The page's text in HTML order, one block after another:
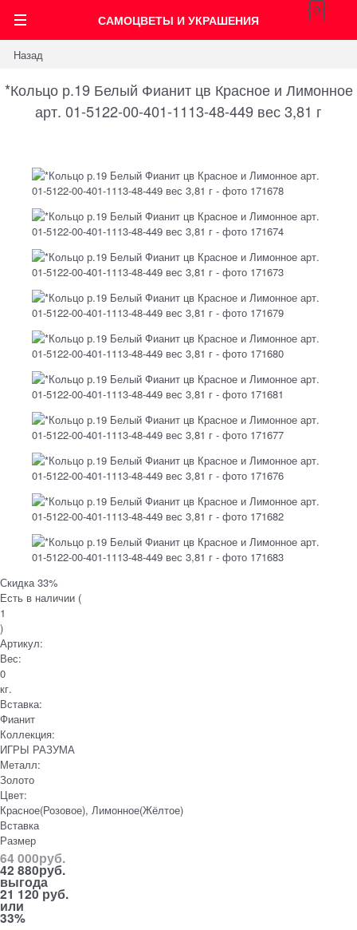
САМОЦВЕТЫ И УКРАШЕНИЯ
0
Назад
*Кольцо р.19 Белый Фианит цв Красное и Лимонное
арт. 01-5122-00-401-1113-48-449 вес 3,81 г
Скидка 33%
Есть в наличии (
1
)
Артикул:
Вес:
0
кг.
Вставка:
Фианит
Коллекция:
ИГРЫ РАЗУМА
Металл:
Золото
Цвет:
Красное(Розовое), Лимонное(Жёлтое)
Вставка
Размер
64 000руб.
42 880руб.
выгода
21 120 руб.
или
33%